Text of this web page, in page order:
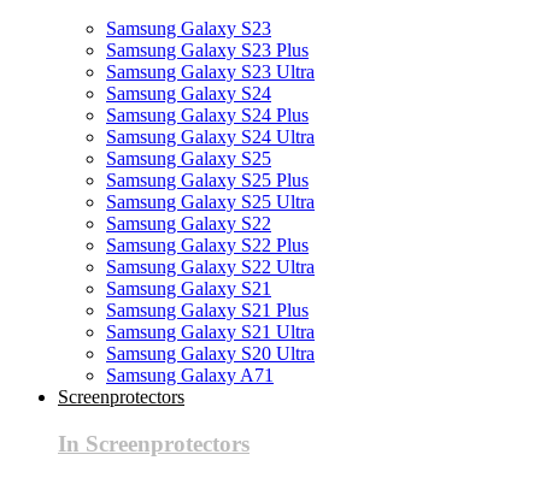
Samsung Galaxy S23
Samsung Galaxy S23 Plus
Samsung Galaxy S23 Ultra
Samsung Galaxy S24
Samsung Galaxy S24 Plus
Samsung Galaxy S24 Ultra
Samsung Galaxy S25
Samsung Galaxy S25 Plus
Samsung Galaxy S25 Ultra
Samsung Galaxy S22
Samsung Galaxy S22 Plus
Samsung Galaxy S22 Ultra
Samsung Galaxy S21
Samsung Galaxy S21 Plus
Samsung Galaxy S21 Ultra
Samsung Galaxy S20 Ultra
Samsung Galaxy A71
Screenprotectors
In Screenprotectors